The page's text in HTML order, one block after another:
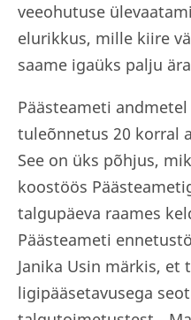
veeohutuse
elurikkus, mille kiire
saame igaüks palju
Päästeameti
tuleõnnetus 20 korral
See on üks põhjus,
koostöös
talgupäeva raames
Päästeameti
Janika Usin märkis,
ligipääsetavusega